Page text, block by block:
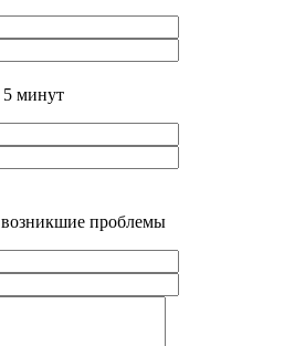
5 минут
возникшие проблемы